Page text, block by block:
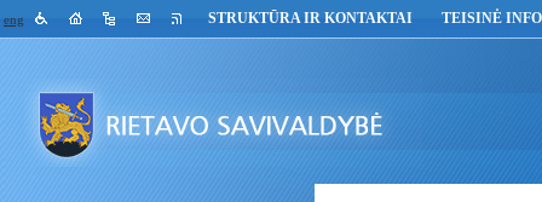
eng STRUKTŪRA IR KONTAKTAI TEISINĖ